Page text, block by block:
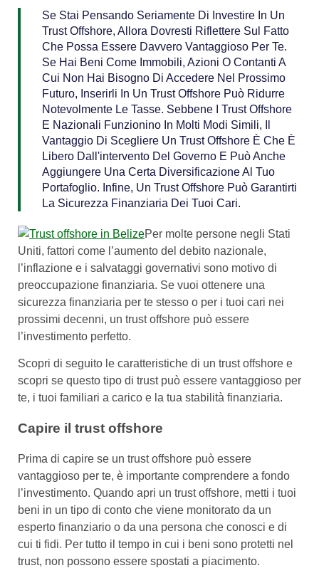
Se Stai Pensando Seriamente Di Investire In Un
Trust Offshore, Allora Dovresti Riflettere Sul Fatto
Che Possa Essere Davvero Vantaggioso Per Te.
Se Hai Beni Come Immobili, Azioni O Contanti A
Cui Non Hai Bisogno Di Accedere Nel Prossimo
Futuro, Inserirli In Un Trust Offshore Può Ridurre
Notevolmente Le Tasse. Sebbene I Trust Offshore
E Nazionali Funzionino In Molti Modi Simili, Il
Vantaggio Di Scegliere Un Trust Offshore È Che È
Libero Dall'intervento Del Governo E Può Anche
Aggiungere Una Certa Diversificazione Al Tuo
Portafoglio. Infine, Un Trust Offshore Può Garantirti
La Sicurezza Finanziaria Dei Tuoi Cari.
Per molte persone negli Stati
Uniti, fattori come l’aumento del debito nazionale,
l’inflazione e i salvataggi governativi sono motivo di
preoccupazione finanziaria. Se vuoi ottenere una
sicurezza finanziaria per te stesso o per i tuoi cari nei
prossimi decenni, un trust offshore può essere
l’investimento perfetto.
Scopri di seguito le caratteristiche di un trust offshore e
scopri se questo tipo di trust può essere vantaggioso per
te, i tuoi familiari a carico e la tua stabilità finanziaria.
Capire il trust offshore
Prima di capire se un trust offshore può essere
vantaggioso per te, è importante comprendere a fondo
l’investimento. Quando apri un trust offshore, metti i tuoi
beni in un tipo di conto che viene monitorato da un
esperto finanziario o da una persona che conosci e di
cui ti fidi. Per tutto il tempo in cui i beni sono protetti nel
trust, non possono essere spostati a piacimento.